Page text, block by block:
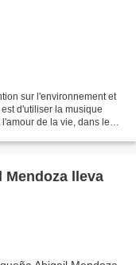
sur l'environnement et
d'utiliser la musique
de la vie, dans le
Mendoza lleva